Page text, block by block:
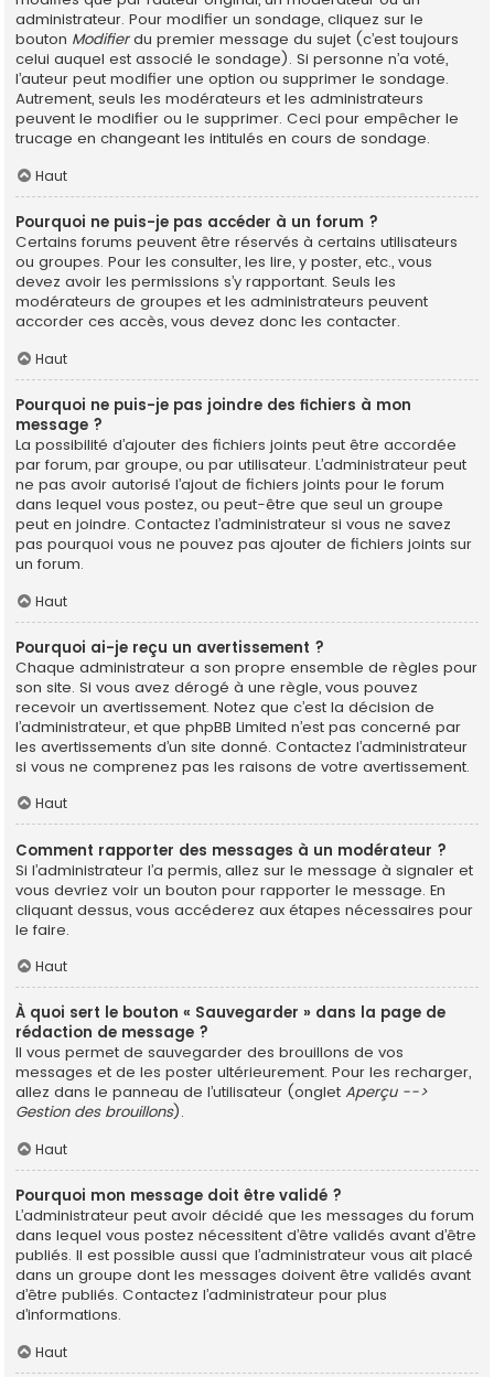
administrateur. Pour modifier un sondage, cliquez sur le
bouton Modifierdu premier message du sujet (c’est toujours
celui auquel est associé le sondage). Si personne n’a voté,
l’auteur peut modifier une option ou supprimer le sondage.
Autrement, seuls les modérateurs et les administrateurs
peuvent le modifier ou le supprimer. Ceci pour empêcher le
trucage en changeant les intitulés en cours de sondage.
Haut
Pourquoi ne puis-je pas accéder à un forum ?
Certains forums peuvent être réservés à certains utilisateurs
ou groupes. Pour les consulter, les lire, y poster, etc., vous
devez avoir les permissions s’y rapportant. Seuls les
modérateurs de groupes et les administrateurs peuvent
accorder ces accès, vous devez donc les contacter.
Haut
Pourquoi ne puis-je pas joindre des fichiers à mon
message ?
La possibilité d’ajouter des fichiers joints peut être accordée
par forum, par groupe, ou par utilisateur. L’administrateur peut
ne pas avoir autorisé l’ajout de fichiers joints pour le forum
dans lequel vous postez, ou peut-être que seul un groupe
peut en joindre. Contactez l’administrateur si vous ne savez
pas pourquoi vous ne pouvez pas ajouter de fichiers joints sur
un forum.
Haut
Pourquoi ai-je reçu un avertissement ?
Chaque administrateur a son propre ensemble de règles pour
son site. Si vous avez dérogé à une règle, vous pouvez
recevoir un avertissement. Notez que c’est la décision de
l’administrateur, et que phpBB Limited n’est pas concerné par
les avertissements d’un site donné. Contactez l’administrateur
si vous ne comprenez pas les raisons de votre avertissement.
Haut
Comment rapporter des messages à un modérateur ?
Si l’administrateur l’a permis, allez sur le message à signaler et
vous devriez voir un bouton pour rapporter le message. En
cliquant dessus, vous accéderez aux étapes nécessaires pour
le faire.
Haut
À quoi sert le bouton « Sauvegarder » dans la page de
rédaction de message ?
Il vous permet de sauvegarder des brouillons de vos
messages et de les poster ultérieurement. Pour les recharger,
allez dans le panneau de l’utilisateur (onglet Aperçu -->
Gestion des brouillons).
Haut
Pourquoi mon message doit être validé ?
L’administrateur peut avoir décidé que les messages du forum
dans lequel vous postez nécessitent d’être validés avant d’être
publiés. Il est possible aussi que l’administrateur vous ait placé
dans un groupe dont les messages doivent être validés avant
d’être publiés. Contactez l’administrateur pour plus
d’informations.
Haut